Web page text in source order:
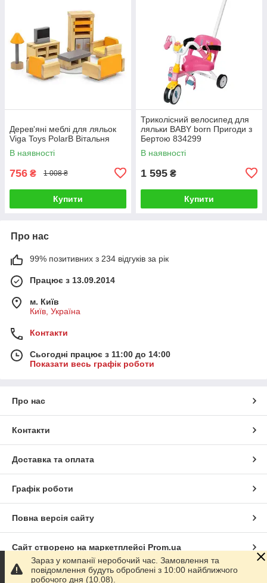
Дерев'яні меблі для ляльок
Viga Toys PolarB Вітальня
В наявності
756 ₴ 1 008 ₴
Купити
Триколісний велосипед для
ляльки BABY born Пригоди з
Бертою 834299
В наявності
1 595 ₴
Купити
Про нас
99% позитивних з 234 відгуків за рік
Працює з 13.09.2014
м. Київ
Київ, Україна
Контакти
Сьогодні працює з 11:00 до 14:00
Показати весь графік роботи
Про нас
Контакти
Доставка та оплата
Графік роботи
Повна версія сайту
Сайт створено на маркетплейсі Prom.ua
Політика конфіденційності
Зараз у компанії неробочий час. Замовлення та
повідомлення будуть оброблені з 10:00 найближчого
робочого дня (10.08).